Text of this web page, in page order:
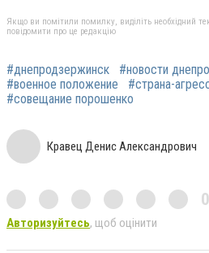
Якщо ви помітили помилку, виділіть необхідний
повідомити про це редакцію
#днепродзержинск
#новости
#военное положение
#страна-
#совещание порошенко
Кравец Денис Александрович
Авторизуйтесь, щоб оцінити